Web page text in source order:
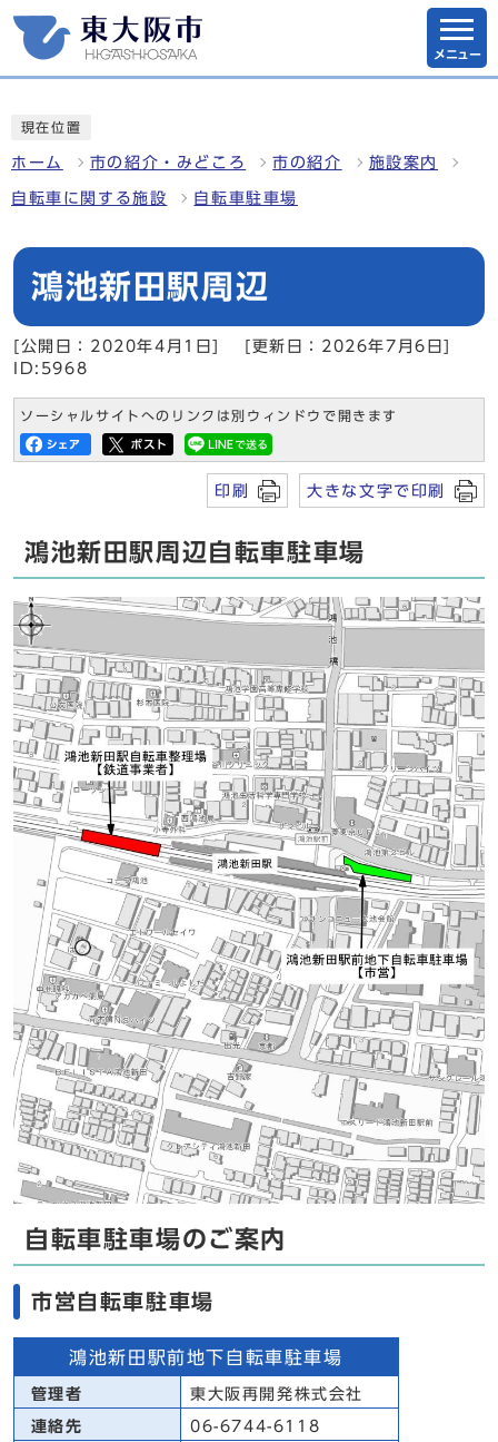
メニュー
現在位置
ホーム 市の紹介・みどころ 市の紹介 施設案内
自転車に関する施設 自転車駐車場
鴻池新田駅周辺
[公開日：2020年4月1日]
[更新日：2026年7月6日]
ID:5968
ソーシャルサイトへのリンクは別ウィンドウで開きます
印刷 大きな文字で印刷
鴻池新田駅周辺自転車駐車場
自転車駐車場のご案内
市営自転車駐車場
鴻池新田駅前地下自転車駐車場
管理者 東大阪再開発株式会社
連絡先 06-6744-6118